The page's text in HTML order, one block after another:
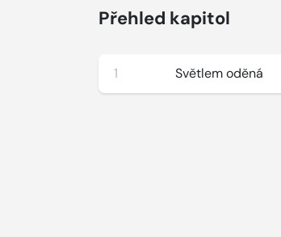
Přehled kapitol
1 Světlem oděná